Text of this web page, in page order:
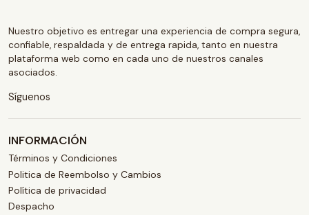
Nuestro objetivo es entregar una experiencia de compra segura,
confiable, respaldada y de entrega rapida, tanto en nuestra
plataforma web como en cada uno de nuestros canales
asociados.
Síguenos
INFORMACIÓN
Términos y Condiciones
Politica de Reembolso y Cambios
Política de privacidad
Despacho